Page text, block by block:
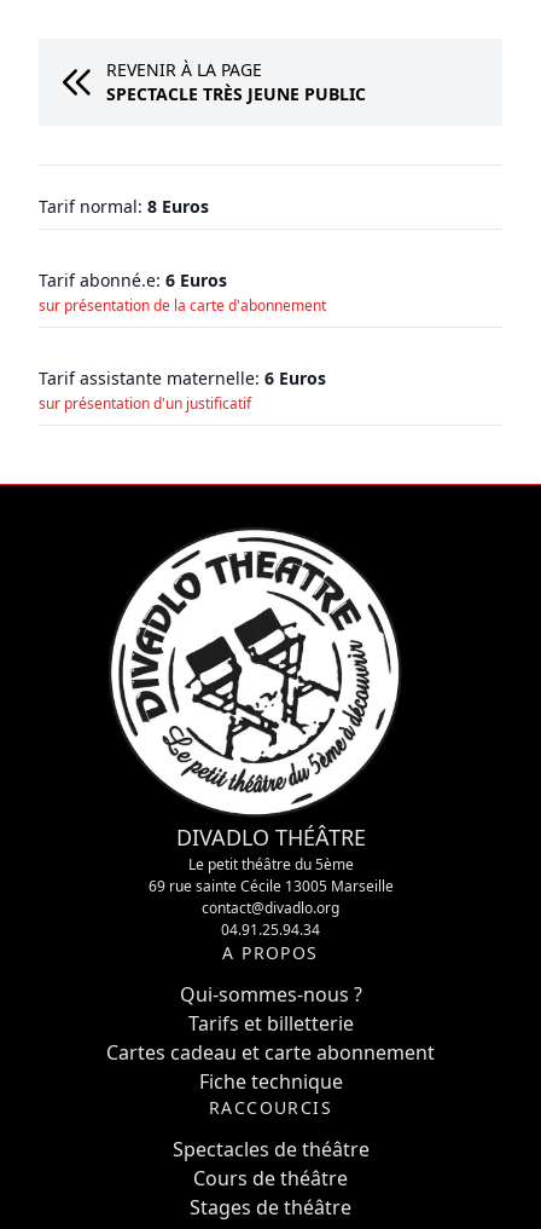
REVENIR À LA PAGE
SPECTACLE TRÈS JEUNE PUBLIC
Tarif normal: 8 Euros
Tarif abonné.e: 6 Euros
sur présentation de la carte d'abonnement
Tarif assistante maternelle: 6 Euros
sur présentation d'un justificatif
DIVADLO THÉÂTRE
Le petit théâtre du 5ème
69 rue sainte Cécile 13005 Marseille
contact@divadlo.org
04.91.25.94.34
A PROPOS
Qui-sommes-nous ?
Tarifs et billetterie
Cartes cadeau et carte abonnement
Fiche technique
RACCOURCIS
Spectacles de théâtre
Cours de théâtre
Stages de théâtre